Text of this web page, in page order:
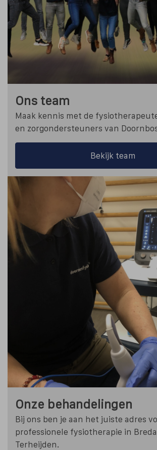
Ons team
Maak kennis met de
en zorgondersteuners van
Bekijk team
Onze behandelingen
Bij ons ben je aan het juiste adres
professionele fysiotherapie in
Terheijden.